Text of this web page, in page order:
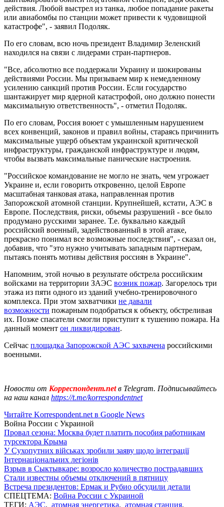
действия. Любой выстрел из танка, любое попадание ракеты
или авиабомбы по станции может привести к чудовищной
катастрофе", - заявил Подоляк.
По его словам, всю ночь президент Владимир Зеленский
находился на связи с лидерами стран-партнеров.
"Все, абсолютно все поддержали Украину и шокированы
действиями России. Мы призываем мир к немедленному
усилению санкций против России. Если государство
шантажирует мир ядерной катастрофой, оно должно понести
максимальную ответственность", - отметил Подоляк.
По его словам, Россия воюет с умышленным нарушением
всех конвенций, законов и правил войны, стараясь причинить
максимальные ущерб объектам украинской критической
инфраструктуры, гражданской инфраструктуре и людям,
чтобы вызвать максимальные панические настроения.
"Российское командование не могло не знать, чем угрожает
Украине и, если говорить откровенно, целой Европе
масштабная танковая атака, направленная против
Запорожской атомной станции. Крупнейшей, кстати, АЭС в
Европе. Последствия, риски, объемы разрушений - все было
продумано русскими заранее. Т.е. буквально каждый
российский военный, задействованный в этой атаке,
прекрасно понимал все возможные последствия", - сказал он,
добавив, что "это нужно учитывать западным партнерам,
пытаясь понять мотивы действия россиян в Украине".
Напомним, этой ночью в результате обстрела российским
войсками на территории ЗАЭС возник пожар. Загорелось три
этажа из пяти одного из зданий учебно-тренировочного
комплекса. При этом захватчики не давали
возможности пожарным подобраться к объекту, обстреливая
их. Позже спасатели смогли приступит к тушению пожара. На
данный момент он ликвидирован.
Сейчас площадка Запорожской АЭС захвачена российскими
военными.
Новости от Корреспондент.netв Telegram. Подписывайтесь
на наш канал https://t.me/korrespondentnet
Читайте Korrespondent.net в Google News
Война России с Украиной
Провал сезона: Москва будет платить пособия работникам
турсектора Крыма
У Сухопутних військах зробили заяву щодо інтеграції
Інтернаціональних легіонів
Взрыв в Сыктывкаре: возросло количество пострадавших
Стали известны объемы отключений в пятницу
Встреча президентов: Ермак и Рубио обсудили детали
СПЕЦТЕМА: Война России с Украиной
ТЕГИ: АЭС, атомная энергетика, атомная станция,